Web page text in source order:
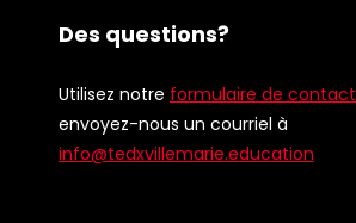
Des questions?
Utilisez notre formulaire de contact
envoyez-nous un courriel à
info@tedxvillemarie.education